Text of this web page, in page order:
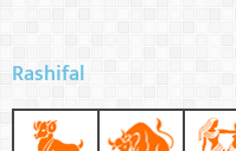
Rashifal